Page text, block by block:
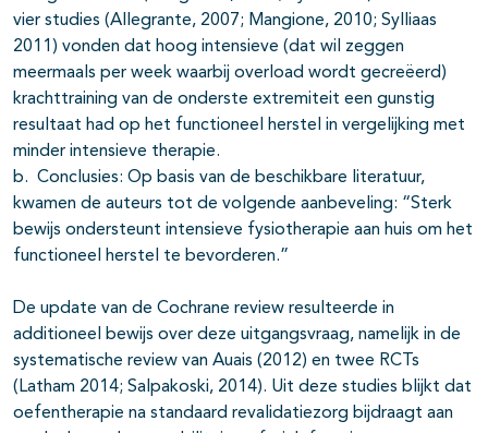
vier studies (Allegrante, 2007; Mangione, 2010; Sylliaas
2011) vonden dat hoog intensieve (dat wil zeggen
meermaals per week waarbij overload wordt gecreëerd)
krachttraining van de onderste extremiteit een gunstig
resultaat had op het functioneel herstel in vergelijking met
minder intensieve therapie.
b. Conclusies: Op basis van de beschikbare literatuur,
kwamen de auteurs tot de volgende aanbeveling: “Sterk
bewijs ondersteunt intensieve fysiotherapie aan huis om het
functioneel herstel te bevorderen.”
De update van de Cochrane review resulteerde in
additioneel bewijs over deze uitgangsvraag, namelijk in de
systematische review van Auais (2012) en twee RCTs
(Latham 2014; Salpakoski, 2014). Uit deze studies blijkt dat
oefentherapie na standaard revalidatiezorg bijdraagt aan